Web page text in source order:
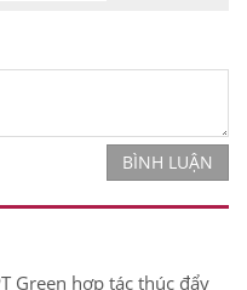
BÌNH LUẬN
Green hợp tác thúc đẩy